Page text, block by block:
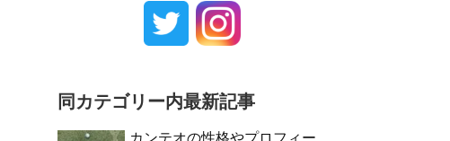
同カテゴリー内最新記事
カンテオの性格やプロフィー